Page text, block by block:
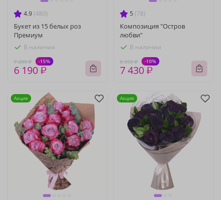
4.9 (480)
Букет из 15 белых роз
Премиум
В наличии
7 280 ₽ -15%
6 190 ₽
5 (78)
Композиция "Остров
любви"
В наличии
8 260 ₽ -10%
7 430 ₽
Акция Акция